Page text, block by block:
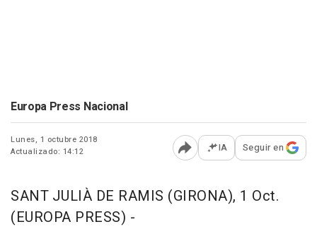
Europa Press Nacional
Lunes, 1 octubre 2018
Actualizado: 14:12
Abrir opciones para
IA Seguir en
SANT JULIÀ DE RAMIS (GIRONA), 1 Oct.
(EUROPA PRESS) -